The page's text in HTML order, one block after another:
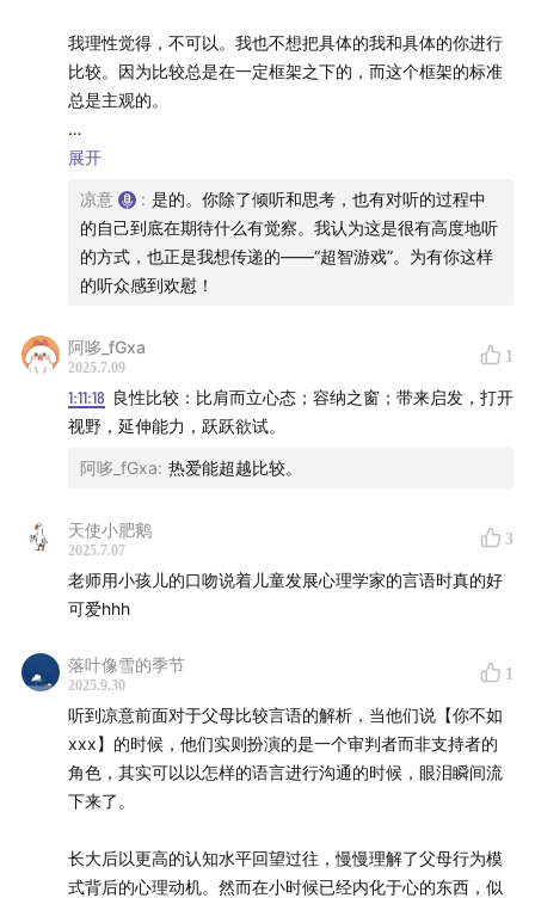
我理性觉得，不可以。我也不想把具体的我和具体的你进行
比较。因为比较总是在一定框架之下的，而这个框架的标准
总是主观的。
可是，当主观构建的比较框架被社会所承认，它似乎又变成
我们好像很难真的走出这个框架，走出比较。因为社会资源
是有限的，它往往会比更多的资源分配给在比较中“获胜”的
人们。
所以我收听的时候，一直一直很想听到凉意的对于【人与人
是否可以比较】【某种超越比较的状态是怎样的】之类问题
的回答。
然而听到最后，我觉得凉意或许隐隐约约给出了答案，但是
美好的呈现】也其实是在所谓【顶级宗师】的基础去谈的。
是有一点点失落的。但是转念一想，我又希望凉意给出怎样
的答案呢?或者说，我是不是希望凉意给出一个明确的答案，
社会层面上，我们可能就是无法脱离比较的。既然如此，我
们可以将比较当做一场游戏。但是，这也仅仅是一场游戏而
已，请不要让这场游戏成为你唯一的支点。
展开
凉意 : 是的。你除了倾听和思考，也有对听的过程中
的自己到底在期待什么有觉察。我认为这是很有高度地听
的方式，也正是我想传递的——“超智游戏”。为有你这样
的听众感到欢慰！
阿哆_fGxa
2025.7.09
1
1:11:18 良性比较：比肩而立心态；容纳之窗；带来启发，打开
视野，延伸能力，跃跃欲试。
阿哆_fGxa: 热爱能超越比较。
天使小肥鹅
2025.7.07
3
老师用小孩儿的口吻说着儿童发展心理学家的言语时真的好
可爱hhh
落叶像雪的季节
2025.9.30
1
听到凉意前面对于父母比较言语的解析，当他们说【你不如
xxx】的时候，他们实则扮演的是一个审判者而非支持者的
角色，其实可以以怎样的语言进行沟通的时候，眼泪瞬间流
下来了。
长大后以更高的认知水平回望过往，慢慢理解了父母行为模
式背后的心理动机。然而在小时候已经内化于心的东西，似